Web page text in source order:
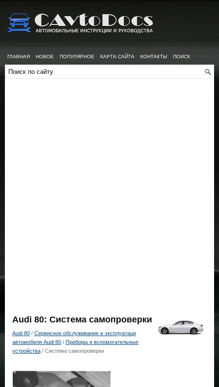
ГЛАВНАЯ НОВОЕ ПОПУЛЯРНОЕ КАРТА САЙТА КОНТАКТЫ ПОИСК
Audi 80: Система самопроверки
Audi 80 / Сервисное обслуживание и эксплуатаци
автомобиля Audi 80 / Приборы и вспомогательные
устройства / Система самопроверки